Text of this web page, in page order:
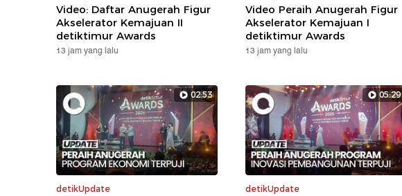
Video: Daftar Anugerah Figur
Akselerator Kemajuan II
detiktimur Awards
13 jam yang lalu
Video Peraih Anugerah Figur
Akselerator Kemajuan I
detiktimur Awards
13 jam yang lalu
02:53
detikUpdate
05:29
detikUpdate